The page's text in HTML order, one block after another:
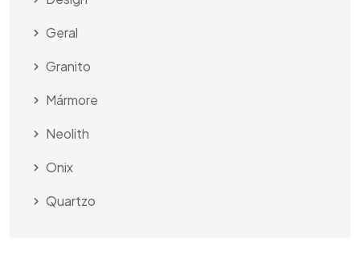
Geral
Granito
Mármore
Neolith
Onix
Quartzo